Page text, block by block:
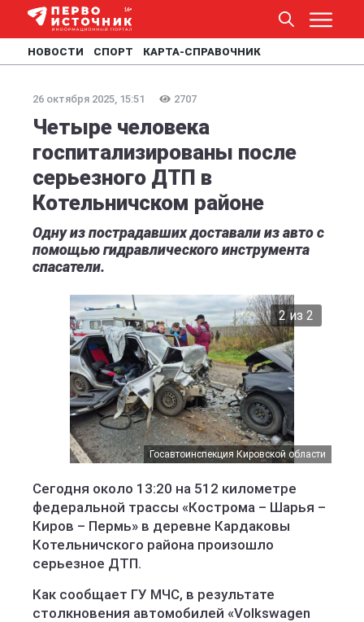
НОВОСТИ СПОРТ КАРТА-СПРАВОЧНИК
26 октября 2025, 15:51 2707
Четыре человека
госпитализированы после
серьезного ДТП в
Котельничском районе
Одну из пострадавших доставали из авто с
помощью гидравлического инструмента
спасатели.
2 из 2
ГУ МЧС по Кировской области
Госавтоинспекция Кировской области
Сегодня около 13:20 на 512 километре
федеральной трассы «Кострома – Шарья –
Киров – Пермь» в деревне Кардаковы
Котельничского района произошло
серьезное ДТП.
Как сообщает ГУ МЧС, в результате
столкновения автомобилей «Volkswagen